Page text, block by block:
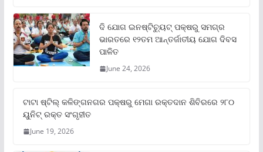
ଦି ଯୋଗ ଇନଷ୍ଟିଚ୍ୟୁଟ୍ ପକ୍ଷରୁ ସମଗ୍ର
ଭାରତରେ ୧୨ତମ ଆନ୍ତର୍ଜାତୀୟ ଯୋଗ ଦିବସ
ପାଳିତ
June 24, 2026
ଟାଟା ଷ୍ଟିଲ୍‌ କଳିଙ୍ଗନଗର ପକ୍ଷରୁ ମେଗା ରକ୍ତଦାନ ଶିବିରରେ ୨୮୦
ୟୁନିଟ୍‌ ରକ୍ତ ସଂଗୃହୀତ
June 19, 2026